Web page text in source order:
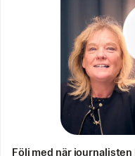
Följ med när